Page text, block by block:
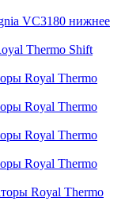
VC3180 нижнее
Thermo Shift
Royal Thermo
Royal Thermo
Royal Thermo
Royal Thermo
Royal Thermo